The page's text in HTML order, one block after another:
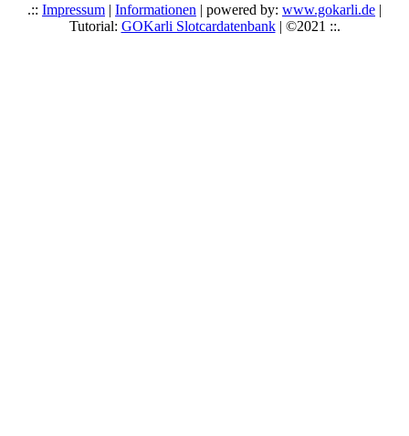
.:: Impressum | Informationen | powered by: www.gokarli.de |
Tutorial: GOKarli Slotcardatenbank| ©2021 ::.